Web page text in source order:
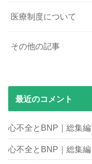
医療制度について
その他の記事
最近のコメント
心不全とBNP｜総集編
心不全とBNP｜総集編